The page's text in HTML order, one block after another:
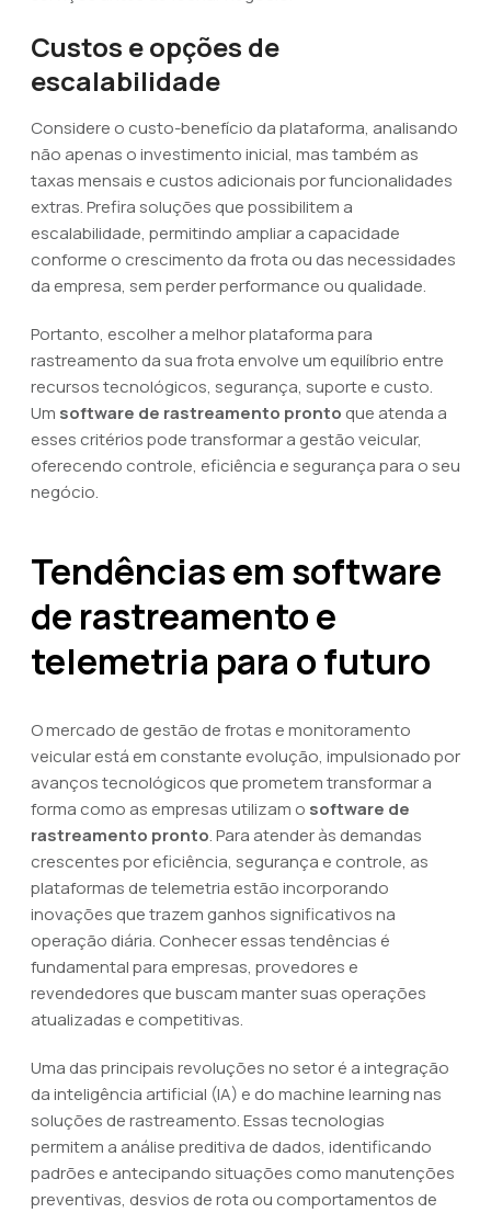
Custos e opções de
escalabilidade
Considere o custo-benefício da plataforma, analisando
não apenas o investimento inicial, mas também as
taxas mensais e custos adicionais por funcionalidades
extras. Prefira soluções que possibilitem a
escalabilidade, permitindo ampliar a capacidade
conforme o crescimento da frota ou das necessidades
da empresa, sem perder performance ou qualidade.
Portanto, escolher a melhor plataforma para
rastreamento da sua frota envolve um equilíbrio entre
recursos tecnológicos, segurança, suporte e custo.
Um software de rastreamento pronto que atenda a
esses critérios pode transformar a gestão veicular,
oferecendo controle, eficiência e segurança para o seu
negócio.
Tendências em software
de rastreamento e
telemetria para o futuro
O mercado de gestão de frotas e monitoramento
veicular está em constante evolução, impulsionado por
avanços tecnológicos que prometem transformar a
forma como as empresas utilizam o software de
rastreamento pronto. Para atender às demandas
crescentes por eficiência, segurança e controle, as
plataformas de telemetria estão incorporando
inovações que trazem ganhos significativos na
operação diária. Conhecer essas tendências é
fundamental para empresas, provedores e
revendedores que buscam manter suas operações
atualizadas e competitivas.
Uma das principais revoluções no setor é a integração
da inteligência artificial (IA) e do machine learning nas
soluções de rastreamento. Essas tecnologias
permitem a análise preditiva de dados, identificando
padrões e antecipando situações como manutenções
preventivas, desvios de rota ou comportamentos de